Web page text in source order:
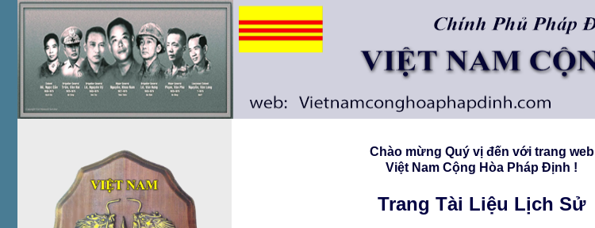
Chào mừng Quý vị đến với trang web
Việt Nam Cộng Hòa Pháp Ðịnh !
Trang Tài Liệu Lịch Sử